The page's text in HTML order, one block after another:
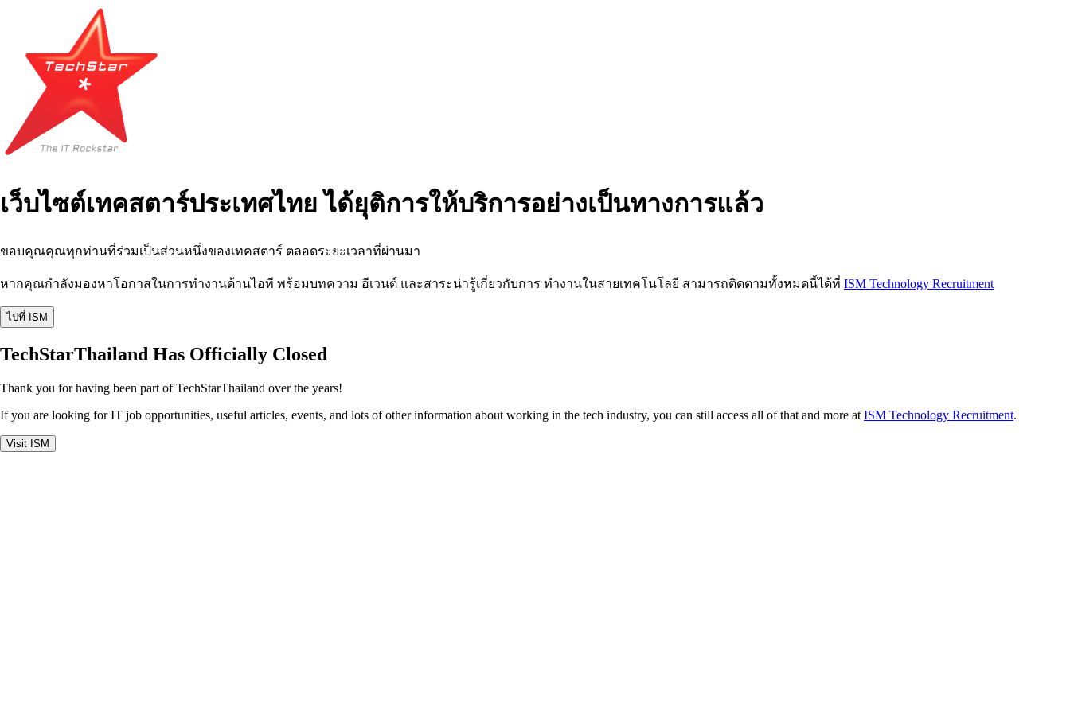
เว็บไซต์เทคสตาร์ประเทศไทย ได้ยุติการให้บริการอย่างเป็นทางการแล้ว
ขอบคุณคุณทุกท่านที่ร่วมเป็นส่วนหนึ่งของเทคสตาร์ ตลอดระยะเวลาที่ผ่านมา
หากคุณกำลังมองหาโอกาสในการทำงานด้านไอที พร้อมบทความ อีเวนต์ และสาระน่ารู้เกี่ยวกับการ ทำงานในสายเทคโนโลยี สามารถติดตามทั้งหมดนี้ได้ที่ ISM Technology Recruitment
ไปที่ ISM
TechStarThailand Has Officially Closed
Thank you for having been part of TechStarThailand over the years!
If you are looking for IT job opportunities, useful articles, events, and lots of other information about working in the tech industry, you can still access all of that and more at ISM Technology Recruitment.
Visit ISM